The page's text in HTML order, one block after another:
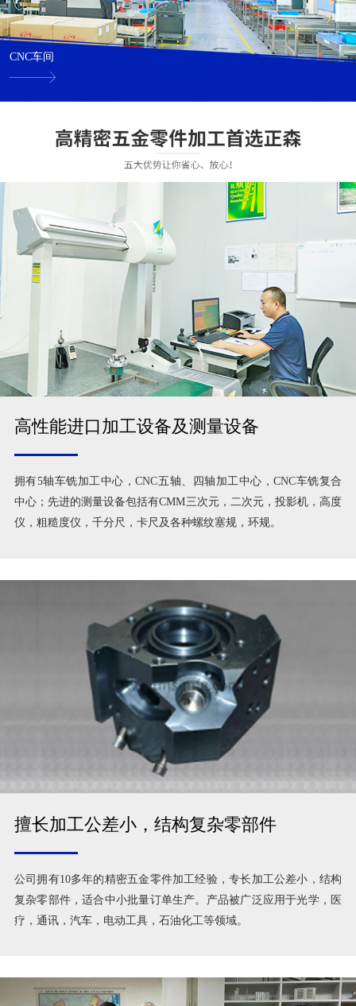
CNC车间
高性能进口加工设备及测量设备
拥有5轴车铣加工中心，CNC五轴、四轴加工中心，CNC车铣复合
中心；先进的测量设备包括有CMM三次元，二次元，投影机，高度
仪，粗糙度仪，千分尺，卡尺及各种螺纹塞规，环规。
擅长加工公差小，结构复杂零部件
公司拥有10多年的精密五金零件加工经验，专长加工公差小，结构
复杂零部件，适合中小批量订单生产。产品被广泛应用于光学，医
疗，通讯，汽车，电动工具，石油化工等领域。